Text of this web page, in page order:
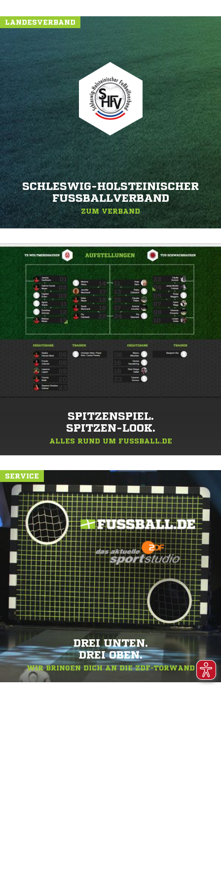
LANDESVERBAND
SCHLESWIG-HOLSTEINISCHER
FUSSBALLVERBAND
ZUM VERBAND
SPITZENSPIEL.
SPITZEN-LOOK.
ALLES RUND UM FUSSBALL.DE
SERVICE
DREI UNTEN.
DREI OBEN.
WIR BRINGEN DICH AN DIE ZDF-TORWAND